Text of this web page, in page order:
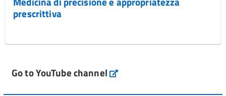
prescrittiva
Go to YouTube channel